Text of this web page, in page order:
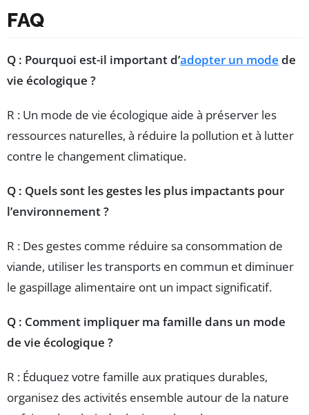
FAQ
Q : Pourquoi est-il important d’adopter un mode de
vie écologique ?
R : Un mode de vie écologique aide à préserver les
ressources naturelles, à réduire la pollution et à lutter
contre le changement climatique.
Q : Quels sont les gestes les plus impactants pour
l’environnement ?
R : Des gestes comme réduire sa consommation de
viande, utiliser les transports en commun et diminuer
le gaspillage alimentaire ont un impact significatif.
Q : Comment impliquer ma famille dans un mode
de vie écologique ?
R : Éduquez votre famille aux pratiques durables,
organisez des activités ensemble autour de la nature